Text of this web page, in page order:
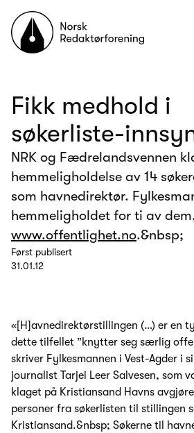
Til forsiden
Fikk medhold i
søkerliste-
NRK og Fædrelandsvennen
hemmeligholdelse av 14
som havnedirektør.
hemmeligholdet for ti av
www.offentlighet.no.&nbsp;
Først publisert
31.01.12
«[H]avnedirektørstillingen (…) er en
dette tilfellet ”knytter seg særlig
skriver Fylkesmannen i Vest-Agder i
journalist Tarjei Leer Salvesen, som
klaget på Kristiansand Havns
personer fra søkerlisten til stillingen
Kristiansand.&nbsp; Søkerne til